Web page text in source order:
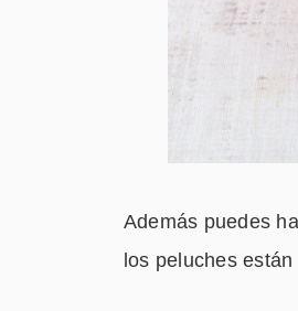
Además puedes
los peluches